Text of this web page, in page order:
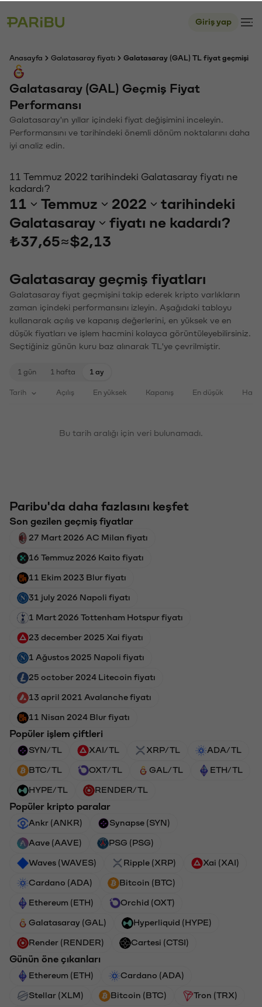
Giriş yap
Anasayfa Galatasaray fiyatı Galatasaray (GAL) TL fiyat geçmişi
Galatasaray (GAL) Geçmiş Fiyat
Performansı
Galatasaray'ın yıllar içindeki fiyat değişimini inceleyin.
Performansını ve tarihindeki önemli dönüm noktalarını daha
iyi analiz edin.
11 Temmuz 2022 tarihindeki Galatasaray fiyatı ne
kadardı?
11 Temmuz 2022
tarihindeki
Galatasaray
fiyatı ne kadardı?
₺37,65≈$2,13
Galatasaray geçmiş fiyatları
Galatasaray fiyat geçmişini takip ederek kripto varlıkların
zaman içindeki performansını izleyin. Aşağıdaki tabloyu
kullanarak açılış ve kapanış değerlerini, en yüksek ve en
düşük fiyatları ve işlem hacmini kolayca görüntüleyebilirsiniz.
Seçtiğiniz günün kuru baz alınarak TL'ye çevrilmiştir.
1 gün 1 hafta 1 ay
Tarih Açılış En yüksek Kapanış En düşük
Bu tarih aralığı için veri bulunamadı.
Paribu'da daha fazlasını keşfet
Son gezilen geçmiş fiyatlar
27 Mart 2026 AC Milan fiyatı
16 Temmuz 2026 Kaito fiyatı
11 Ekim 2023 Blur fiyatı
31 july 2026 Napoli fiyatı
1 Mart 2026 Tottenham Hotspur fiyatı
23 december 2025 Xai fiyatı
1 Ağustos 2025 Napoli fiyatı
25 october 2024 Litecoin fiyatı
13 april 2021 Avalanche fiyatı
11 Nisan 2024 Blur fiyatı
Popüler işlem çiftleri
SYN/TL XAI/TL XRP/TL ADA/TL
BTC/TL OXT/TL GAL/TL ETH/TL
HYPE/TL RENDER/TL
Popüler kripto paralar
Ankr (ANKR) Synapse (SYN)
Aave (AAVE) PSG (PSG)
Waves (WAVES) Ripple (XRP) Xai (XAI)
Cardano (ADA) Bitcoin (BTC)
Ethereum (ETH) Orchid (OXT)
Galatasaray (GAL) Hyperliquid (HYPE)
Render (RENDER) Cartesi (CTSI)
Günün öne çıkanları
Ethereum (ETH) Cardano (ADA)
Stellar (XLM) Bitcoin (BTC) Tron (TRX)